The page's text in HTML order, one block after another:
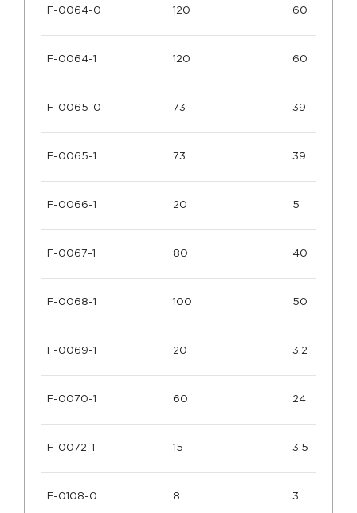
F-0064-0 120 60
F-0064-1 120 60
F-0065-0 73 39
F-0065-1 73 39
F-0066-1 20 5
F-0067-1 80 40
F-0068-1 100 50
F-0069-1 20 3.2
F-0070-1 60 24
F-0072-1 15 3.5
F-0108-0 8 3